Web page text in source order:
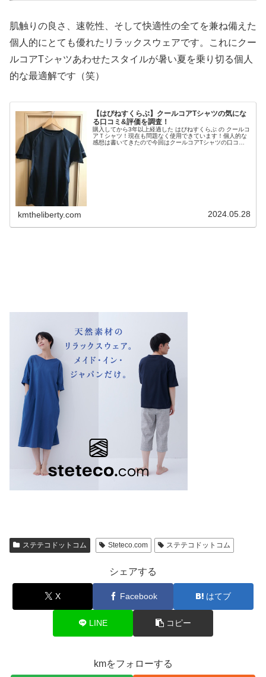
肌触りの良さ、速乾性、そして快適性の全てを兼ね備えた
個人的にとても優れたリラックスウェアです。これにクー
ルコアTシャツあわせたスタイルが暑い夏を乗り切る個人
的な最適解です（笑）
【はぴねすくらぶ】クールコアTシャツの気にな
る口コミ&評価を調査！
購入してから3年以上経過した はぴねすくらぶ の クールコ
アＴシャツ！現在も問題なく使用できています！個人的な
感想は書いてきたので今回はクールコアTシャツの口コミ
kmtheliberty.com 2024.05.28
ステテコドットコム Steteco.com ステテコドットコム
シェアする
X Facebook はてブ
LINE コピー
kmをフォローする